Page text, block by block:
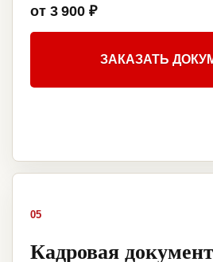
от 3 900 ₽
ЗАКАЗАТЬ
05
Кадровая